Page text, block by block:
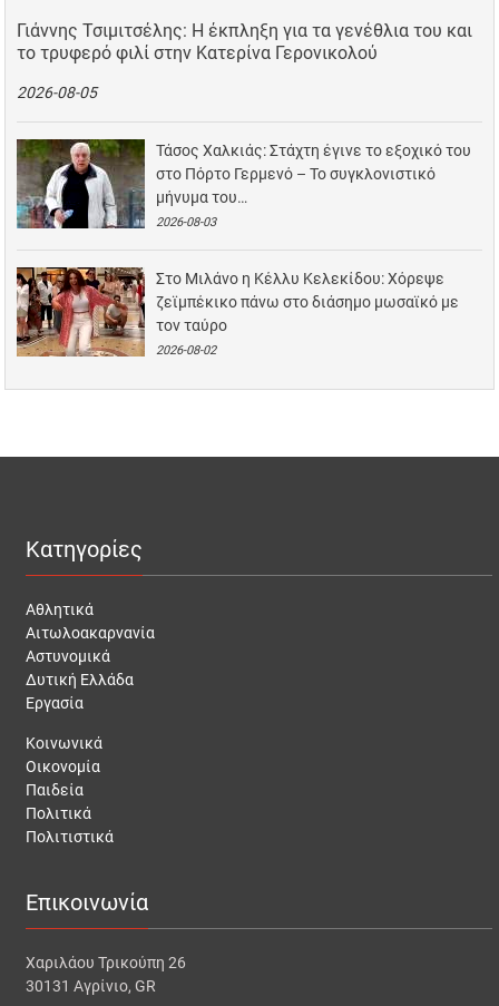
Γιάννης Τσιμιτσέλης: Η έκπληξη για τα γενέθλια του και
το τρυφερό φιλί στην Κατερίνα Γερονικολού
2026-08-05
Τάσος Χαλκιάς: Στάχτη έγινε το εξοχικό του
στο Πόρτο Γερμενό – Το συγκλονιστικό
μήνυμα του…
2026-08-03
Στο Μιλάνο η Κέλλυ Κελεκίδου: Χόρεψε
ζεϊμπέκικο πάνω στο διάσημο μωσαϊκό με
τον ταύρο
2026-08-02
Κατηγορίες
Αθλητικά
Αιτωλοακαρνανία
Αστυνομικά
Δυτική Ελλάδα
Εργασία
Κοινωνικά
Οικονομία
Παιδεία
Πολιτικά
Πολιτιστικά
Επικοινωνία
Χαριλάου Τρικούπη 26
30131 Αγρίνιο, GR